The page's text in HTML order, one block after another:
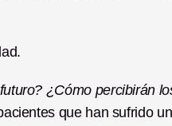
¿Cómo percibirán
que han sufrido un